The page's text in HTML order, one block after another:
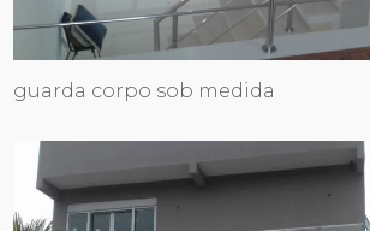
guarda corpo sob medida